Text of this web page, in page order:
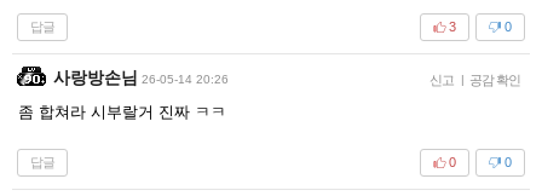
답글 0
3
사랑방손님 26-05-14 20:26 신고 | 공감 확인
좀 합쳐라 시부랄거 진짜 ㅋㅋ
답글 0
0